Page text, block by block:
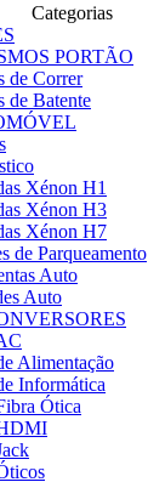
Categorias
PORTÃO
de Correr
de Batente
Xénon H1
Xénon H3
Xénon H7
de Parqueamento
Auto
Auto
Alimentação
Informática
Ótica